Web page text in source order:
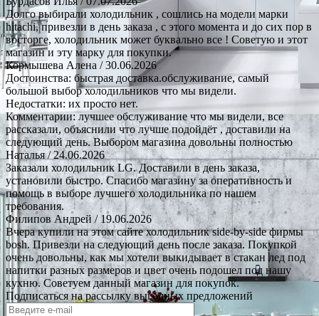
Долго выбирали холодильник , сошлись на модели марки
hitachi, привезли в день заказа , с этого момента и до сих пор в
восторге, холодильник может буквально все ! Советую и этот
магазин и эту марку для покупки.
Кормышева Алена / 30.06.2026
Достоинства: быстрая доставка.обслуживание, самый
большой выбор холодильников что мы видели.
Недостатки: их просто нет.
Комментарии: лучшее обслуживание что мы видели, все
рассказали, объяснили что лучше подойдёт , доставили на
следующий день. Выбором магазина довольны полностью
Наталья/ 24.06.2026
Заказали холодильник LG. Доставили в день заказа,
установили быстро. Спасибо магазину за оперативность и
помощь в выборе лучшего холодильника по нашем
требования.
Филипов Андрей / 19.06.2026
Вчера купили на этом сайте холодильник side-by-side фирмы
bosh. Привезли на следующий день после заказа. Покупкой
очень довольны, как мы хотели выкидывает в стакан лед под
напитки разных размеров и цвет очень подошел под нашу
кухню. Советуем данный магазин для покупок.
Подписаться на рассылку выгодных предложений